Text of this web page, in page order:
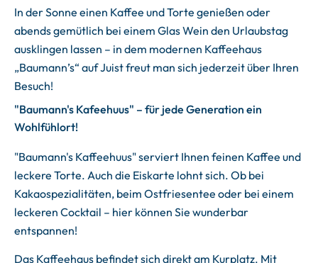
In der Sonne einen Kaffee und Torte genießen oder
abends gemütlich bei einem Glas Wein den Urlaubstag
ausklingen lassen – in dem modernen Kaffeehaus
„Baumann’s“ auf Juist freut man sich jederzeit über Ihren
Besuch!
"Baumann's Kafeehuus" – für jede Generation ein
Wohlfühlort!
"Baumann's Kaffeehuus" serviert Ihnen feinen Kaffee und
leckere Torte. Auch die Eiskarte lohnt sich. Ob bei
Kakaospezialitäten, beim Ostfriesentee oder bei einem
leckeren Cocktail – hier können Sie wunderbar
entspannen!
Das Kaffeehaus befindet sich direkt am Kurplatz. Mit